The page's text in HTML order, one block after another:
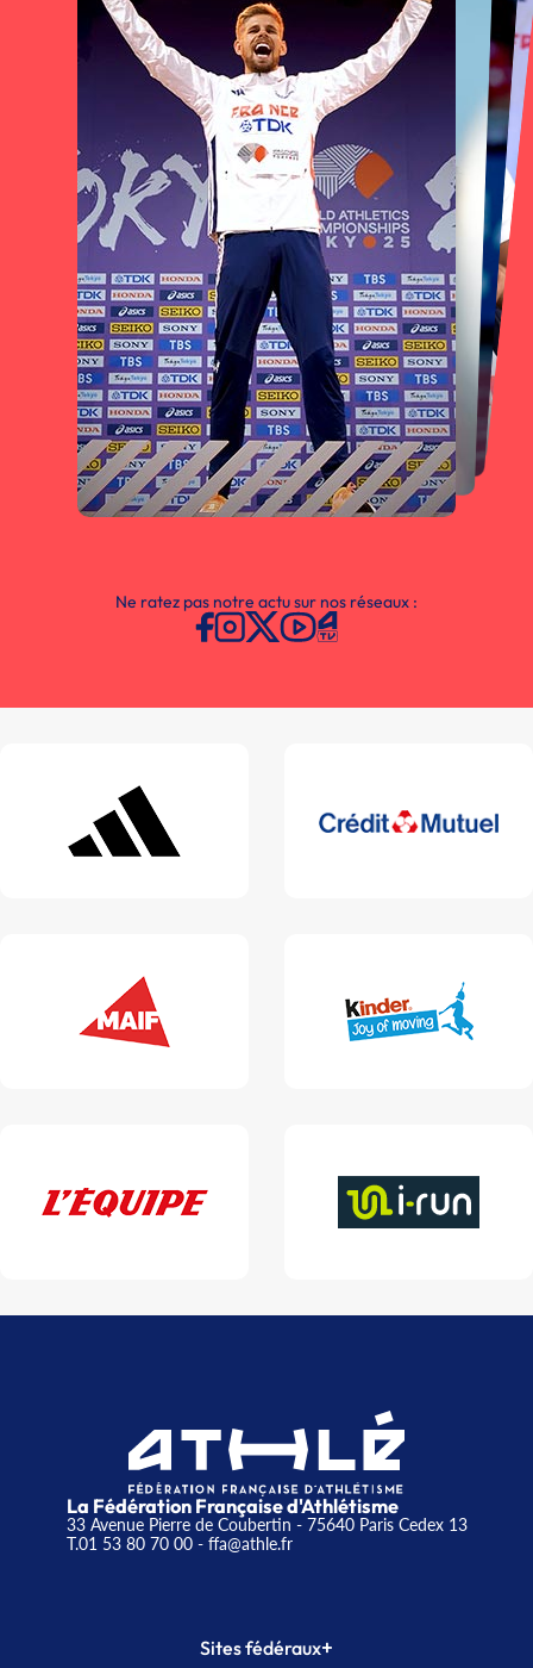
Ne ratez pas notre actu sur nos réseaux :
La Fédération Française d'Athlétisme
33 Avenue Pierre de Coubertin - 75640 Paris Cedex 13
T.01 53 80 70 00- ffa@athle.fr
Sites fédéraux+